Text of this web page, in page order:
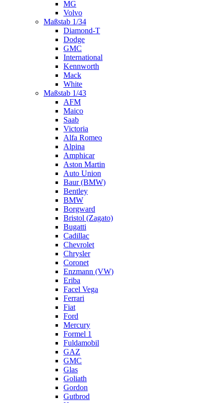
MG
Volvo
Maßstab 1/34
Diamond-T
Dodge
GMC
International
Kennworth
Mack
White
Maßstab 1/43
AFM
Maico
Saab
Victoria
Alfa Romeo
Alpina
Amphicar
Aston Martin
Auto Union
Baur (BMW)
Bentley
BMW
Borgward
Bristol (Zagato)
Bugatti
Cadillac
Chevrolet
Chrysler
Coronet
Enzmann (VW)
Eriba
Facel Vega
Ferrari
Fiat
Ford
Mercury
Formel 1
Fuldamobil
GAZ
GMC
Glas
Goliath
Gordon
Gutbrod